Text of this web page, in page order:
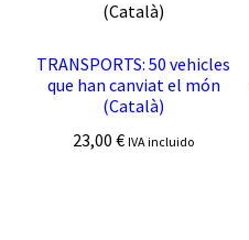
TRANSPORTS: 50 vehicles
que han canviat el món
(Català)
23,00€ IVA incluido